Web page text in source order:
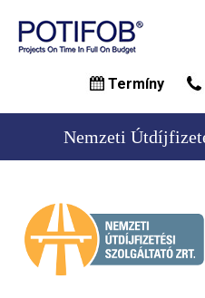
hlavnímu
Termíny
Nemzeti